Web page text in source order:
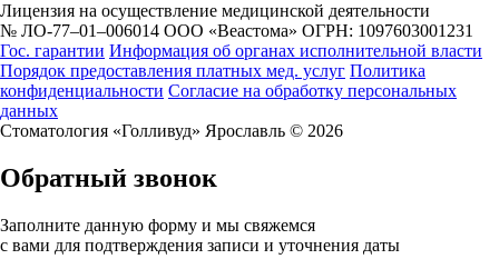
Лицензия на осуществление медицинской деятельности
№ ЛО-77–01–006014 ООО «Веастома» ОГРН: 1097603001231
Гос. гарантии Информация об органах исполнительной власти
Порядок предоставления платных мед. услуг Политика
конфиденциальности Согласие на обработку персональных
данных
Стоматология «Голливуд» Ярославль © 2026
Обратный звонок
Заполните данную форму и мы свяжемся
с вами для подтверждения записи и уточнения даты